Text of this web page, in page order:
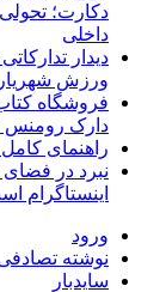
دکارت؛
داخلی
دیدار
ورزش
دارک رومنس
راهنمای
نبرد در فضای
اینستاگرام
ورود
نوشته
سایدبار